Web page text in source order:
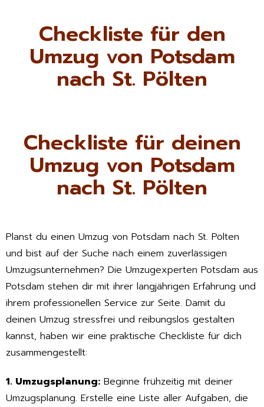
Checkliste für den
Umzug von Potsdam
nach St. Pölten
Checkliste für deinen
Umzug von Potsdam
nach St. Pölten
Planst du einen Umzug von Potsdam nach St. Pölten
und bist auf der Suche nach einem zuverlässigen
Umzugsunternehmen? Die Umzugexperten Potsdam aus
Potsdam stehen dir mit ihrer langjährigen Erfahrung und
ihrem professionellen Service zur Seite. Damit du
deinen Umzug stressfrei und reibungslos gestalten
kannst, haben wir eine praktische Checkliste für dich
zusammengestellt:
1. Umzugsplanung: Beginne frühzeitig mit deiner
Umzugsplanung. Erstelle eine Liste aller Aufgaben, die